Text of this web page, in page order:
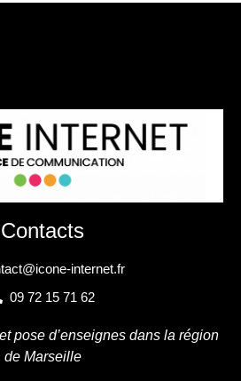
Contacts
internet.fr
09 72 15 71 62
pose d’enseignes dans la région
de Marseille